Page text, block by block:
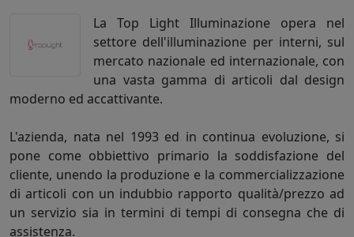
La Top Light Illuminazione opera nel
settore dell'illuminazione per interni, sul
mercato nazionale ed internazionale, con
una vasta gamma di articoli dal design
moderno ed accattivante.
L'azienda, nata nel 1993 ed in continua evoluzione, si
pone come obbiettivo primario la soddisfazione del
cliente, unendo la produzione e la commercializzazione
di articoli con un indubbio rapporto qualità/prezzo ad
un servizio sia in termini di tempi di consegna che di
assistenza.